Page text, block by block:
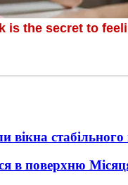
вікна
в поверхню